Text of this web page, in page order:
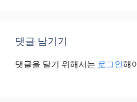
댓글 남기기
댓글을 달기 위해서는 로그인해